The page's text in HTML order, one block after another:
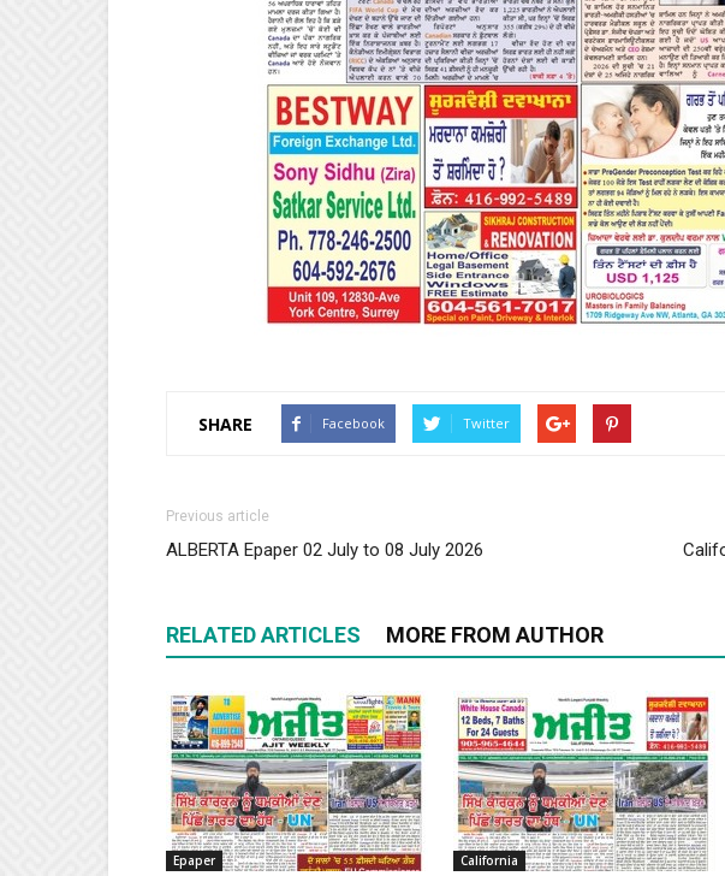
SHARE Facebook Twitter
Previous article
ALBERTA Epaper 02 July to 08 July 2026
RELATED ARTICLES MORE FROM AUTHOR
Epaper California